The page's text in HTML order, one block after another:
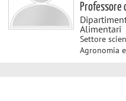
Professore
Alimentari
Settore
Agronomia